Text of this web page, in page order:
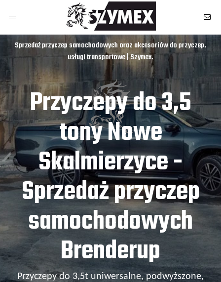
Sprzedaż przyczep samochodowych oraz akcesoriów do przyczep,
usługi transportowe | Szymex.
Przyczepy do 3,5
tony Nowe
Skalmierzyce -
Sprzedaż przyczep
samochodowych
Brenderup
Przyczepy do 3,5t uniwersalne, podwyższone,